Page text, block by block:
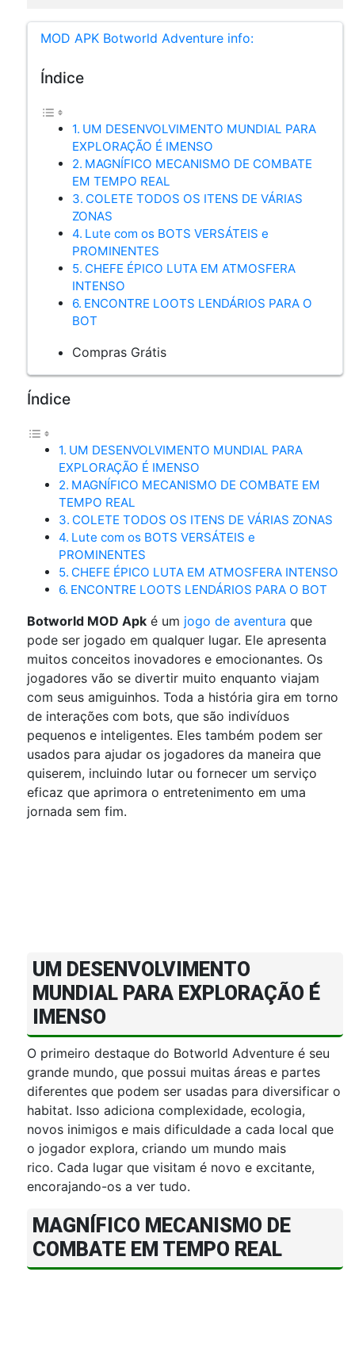
MOD APK Botworld Adventure info:
Índice
UM DESENVOLVIMENTO MUNDIAL PARA
EXPLORAÇÃO É IMENSO
MAGNÍFICO MECANISMO DE COMBATE
EM TEMPO REAL
COLETE TODOS OS ITENS DE VÁRIAS
ZONAS
Lute com os BOTS VERSÁTEIS e
PROMINENTES
CHEFE ÉPICO LUTA EM ATMOSFERA
INTENSO
ENCONTRE LOOTS LENDÁRIOS PARA O
BOT
Compras Grátis
Índice
UM DESENVOLVIMENTO MUNDIAL PARA
EXPLORAÇÃO É IMENSO
MAGNÍFICO MECANISMO DE COMBATE EM
TEMPO REAL
COLETE TODOS OS ITENS DE VÁRIAS ZONAS
Lute com os BOTS VERSÁTEIS e
PROMINENTES
CHEFE ÉPICO LUTA EM ATMOSFERA INTENSO
ENCONTRE LOOTS LENDÁRIOS PARA O BOT
Botworld MOD Apk é um jogo de aventura que
pode ser jogado em qualquer lugar. Ele apresenta
muitos conceitos inovadores e emocionantes. Os
jogadores vão se divertir muito enquanto viajam
com seus amiguinhos. Toda a história gira em torno
de interações com bots, que são indivíduos
pequenos e inteligentes. Eles também podem ser
usados ​​para ajudar os jogadores da maneira que
quiserem, incluindo lutar ou fornecer um serviço
eficaz que aprimora o entretenimento em uma
jornada sem fim.
UM DESENVOLVIMENTO
MUNDIAL PARA EXPLORAÇÃO É
IMENSO
O primeiro destaque do Botworld Adventure é seu
grande mundo, que possui muitas áreas e partes
diferentes que podem ser usadas para diversificar o
habitat. Isso adiciona complexidade, ecologia,
novos inimigos e mais dificuldade a cada local que
o jogador explora, criando um mundo mais
rico. Cada lugar que visitam é novo e excitante,
encorajando-os a ver tudo.
MAGNÍFICO MECANISMO DE
COMBATE EM TEMPO REAL